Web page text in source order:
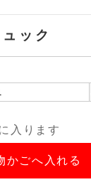
ック
かごへ入れる
入ります